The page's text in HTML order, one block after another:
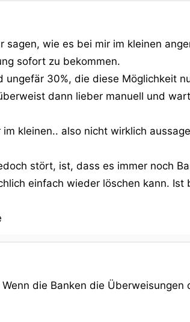
sagen, wie es bei mir im kleinen
sofort zu bekommen.
ungefär 30%, die diese Möglichkeit
dann lieber manuell und
im kleinen.. also nicht wirklich
stört, ist, dass es immer noch
einfach wieder löschen kann. Ist
Wenn die Banken die